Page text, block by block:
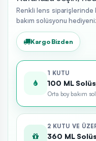
Renkli lens
bakım solüsyonu
Kargo Bizden
1 KUTU
100 ML
Orta boy bakım
2 KUTU VE
360 ML